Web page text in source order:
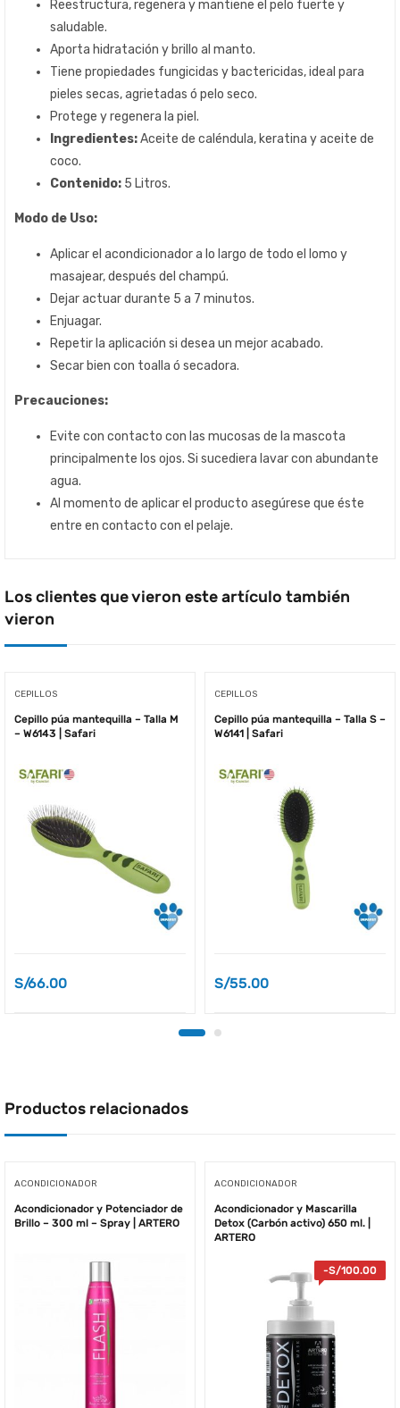
Reestructura, regenera y mantiene el pelo fuerte y
saludable.
Aporta hidratación y brillo al manto.
Tiene propiedades fungicidas y bactericidas, ideal para
pieles secas, agrietadas ó pelo seco.
Protege y regenera la piel.
Ingredientes:Aceite de caléndula, keratina y aceite de
coco.
Contenido: 5 Litros.
Modo de Uso:
Aplicar el acondicionador a lo largo de todo el lomo y
masajear, después del champú.
Dejar actuar durante 5 a 7 minutos.
Enjuagar.
Repetir la aplicación si desea un mejor acabado.
Secar bien con toalla ó secadora.
Precauciones:
Evite con contacto con las mucosas de la mascota
principalmente los ojos. Si sucediera lavar con abundante
agua.
Al momento de aplicar el producto asegúrese que éste
entre en contacto con el pelaje.
Los clientes que vieron este artículo también
vieron
CEPILLOS
Cepillo púa mantequilla – Talla M
– W6143 | Safari
S/66.00
CEPILLOS
Cepillo púa mantequilla – Talla S –
W6141 | Safari
S/55.00
Productos relacionados
ACONDICIONADOR
Acondicionador y Potenciador de
Brillo – 300 ml – Spray | ARTERO
ACONDICIONADOR
Acondicionador y Mascarilla
Detox (Carbón activo) 650 ml. |
ARTERO
-S/100.00